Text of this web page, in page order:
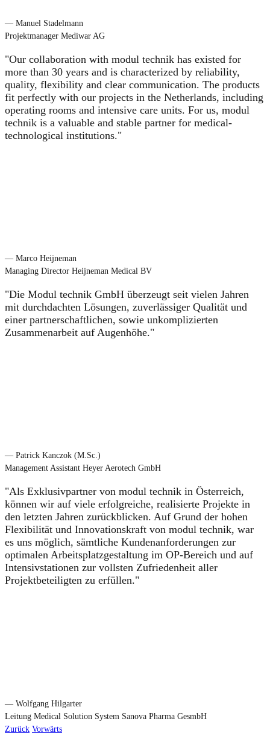
— Manuel Stadelmann
Projektmanager Mediwar AG
"Our collaboration with modul technik has existed for
more than 30 years and is characterized by reliability,
quality, flexibility and clear communication. The products
fit perfectly with our projects in the Netherlands, including
operating rooms and intensive care units. For us, modul
technik is a valuable and stable partner for medical-
technological institutions."
— Marco Heijneman
Managing Director Heijneman Medical BV
"Die Modul technik GmbH überzeugt seit vielen Jahren
mit durchdachten Lösungen, zuverlässiger Qualität und
einer partnerschaftlichen, sowie unkomplizierten
Zusammenarbeit auf Augenhöhe."
— Patrick Kanczok (M.Sc.)
Management Assistant Heyer Aerotech GmbH
"Als Exklusivpartner von modul technik in Österreich,
können wir auf viele erfolgreiche, realisierte Projekte in
den letzten Jahren zurückblicken. Auf Grund der hohen
Flexibilität und Innovationskraft von modul technik, war
es uns möglich, sämtliche Kundenanforderungen zur
optimalen Arbeitsplatzgestaltung im OP-Bereich und auf
Intensivstationen zur vollsten Zufriedenheit aller
Projektbeteiligten zu erfüllen."
— Wolfgang Hilgarter
Leitung Medical Solution System Sanova Pharma GesmbH
Zurück Vorwärts